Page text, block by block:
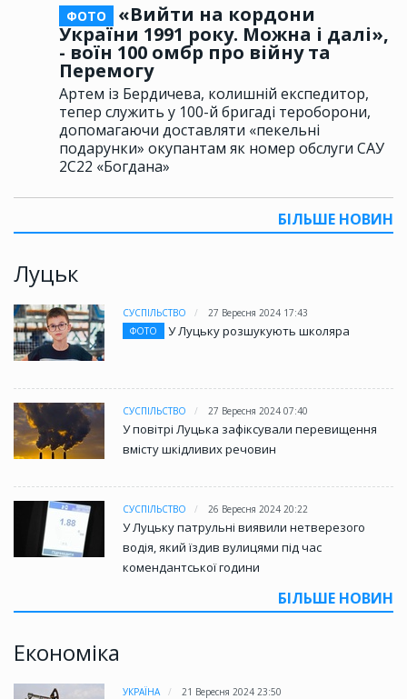
ФОТО
«Вийти на кордони
України 1991 року. Можна і далі»,
- воїн 100 омбр про війну та
Перемогу
Артем із Бердичева, колишній експедитор,
тепер служить у 100-й бригаді тероборони,
допомагаючи доставляти «пекельні
подарунки» окупантам як номер обслуги САУ
2С22 «Богдана»
БІЛЬШЕ НОВИН
Луцьк
СУСПІЛЬСТВО
27 Вересня 2024 17:43
ФОТО
У Луцьку розшукують школяра
СУСПІЛЬСТВО 27 Вересня 2024 07:40
У повітрі Луцька зафіксували перевищення
вмісту шкідливих речовин
СУСПІЛЬСТВО 26 Вересня 2024 20:22
У Луцьку патрульні виявили нетверезого
водія, який їздив вулицями під час
комендантської години
БІЛЬШЕ НОВИН
Економіка
УКРАЇНА 21 Вересня 2024 23:50